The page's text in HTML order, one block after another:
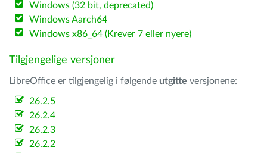
Windows (32 bit, deprecated)
Windows Aarch64
Windows x86_64 (Krever 7 eller nyere)
Tilgjengelige versjoner
LibreOffice er tilgjengelig i følgende utgitte versjonene:
26.2.5
26.2.4
26.2.3
26.2.2